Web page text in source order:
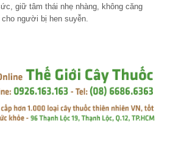
giữ tâm thái nhẹ nhàng, không căng
người bị hen suyễn.